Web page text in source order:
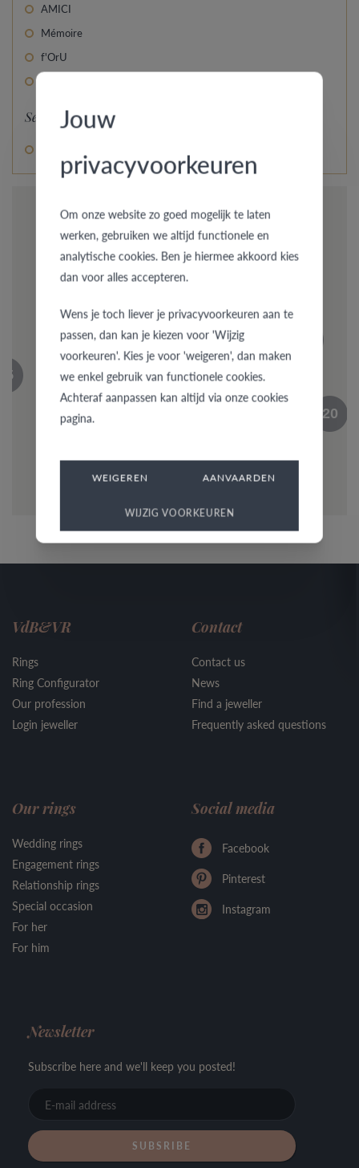
AMICI
Mémoire
f'OrU
Select an option
20
45
23
20
15
4
2
6
Jouw
privacyvoorkeuren
Om onze website zo goed mogelijk te laten
werken, gebruiken we altijd functionele en
analytische cookies. Ben je hiermee akkoord kies
dan voor alles accepteren.
Wens je toch liever je privacyvoorkeuren aan te
passen, dan kan je kiezen voor 'Wijzig
voorkeuren'. Kies je voor 'weigeren', dan maken
we enkel gebruik van functionele cookies.
Achteraf aanpassen kan altijd via onze cookies
pagina.
WEIGEREN AANVAARDEN
WIJZIG VOORKEUREN
VdB&VR
Rings
Ring Configurator
Our profession
Login jeweller
Contact
Contact us
News
Find a jeweller
Frequently asked questions
Our rings
Wedding rings
Engagement rings
Relationship rings
Special occasion
For her
For him
Social media
Facebook
Pinterest
Instagram
Newsletter
Subscribe here and we'll keep you posted!
address